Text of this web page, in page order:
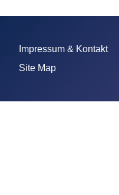
Impressum & Kontakt
Site Map